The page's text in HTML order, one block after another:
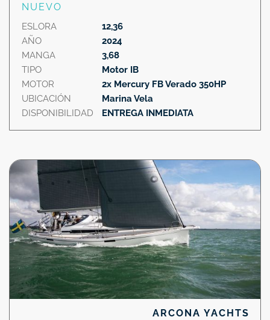
NUEVO
ESLORA
AÑO
MANGA
TIPO
MOTOR
UBICACIÓN
DISPONIBILIDAD
12,36
2024
3,68
Motor IB
2x Mercury FB Verado 350HP
Marina Vela
ENTREGA INMEDIATA
ARCONA YACHTS